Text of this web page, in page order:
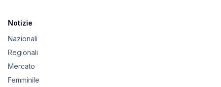
Notizie
Nazionali
Regionali
Mercato
Femminile